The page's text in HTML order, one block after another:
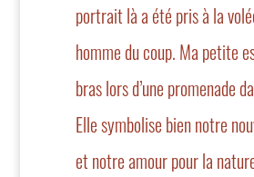
portrait là a été pris à la
homme du coup. Ma petite
bras lors d’une promenade
Elle symbolise bien notre
et notre amour pour la